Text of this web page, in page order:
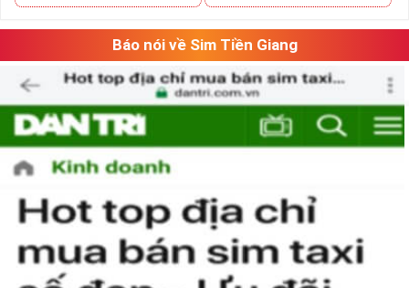
Báo nói về Sim Tiền Giang